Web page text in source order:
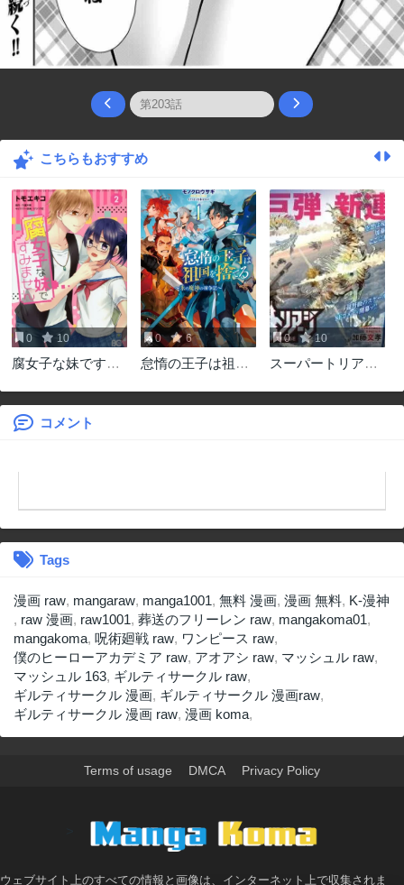
こちらもおすすめ
0 10
腐女子な妹ですみ
0 6
怠惰の王子は祖国
0 10
スーパートリアー
コメント
Tags
漫画 raw, mangaraw, manga1001, 無料 漫画, 漫画 無料, K-漫神
, raw 漫画, raw1001, 葬送のフリーレン raw, mangakoma01,
mangakoma, 呪術廻戦 raw, ワンピース raw,
僕のヒーローアカデミア raw, アオアシ raw, マッシュル raw,
マッシュル 163, ギルティサークル raw,
ギルティサークル 漫画, ギルティサークル 漫画raw,
ギルティサークル 漫画 raw, 漫画 koma,
Terms of usage DMCA Privacy Policy
ウェブサイト上のすべての情報と画像は、インターネット上で収集されま